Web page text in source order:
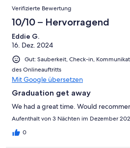
Verifizierte Bewertung
10/10 – Hervorragend
Eddie G.
16. Dez. 2024
Gut: Sauberkeit, Check-in,
des Onlineauftritts
Mit Google übersetzen
Graduation get away
We had a great time. Would
Aufenthalt von 3 Nächten im Dezember
0